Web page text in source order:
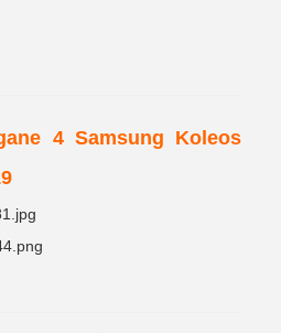
4 Samsung Koleos